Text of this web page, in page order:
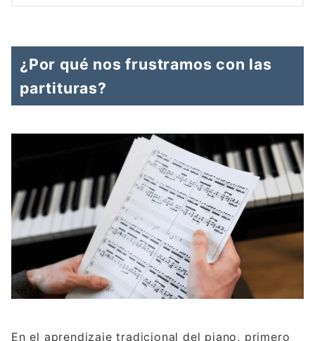
¿Por qué nos frustramos con las
partituras?
En el aprendizaje tradicional del piano, primero